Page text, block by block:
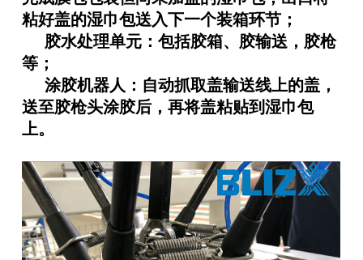
粘好盖的湿巾包送入下一个装箱环节；
胶水处理单元：包括胶箱、胶输送，胶枪
等；
涂胶机器人：自动抓取盖输送线上的盖，
送至胶枪头涂胶后，再将盖粘贴到湿巾包
上。